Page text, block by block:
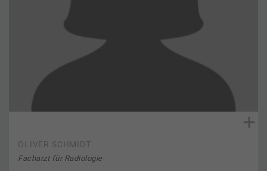
OLIVER SCHMIDT
Facharzt für Radiologie